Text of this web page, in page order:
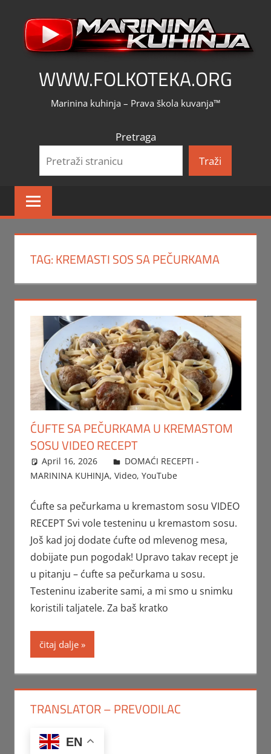
content
WWW.FOLKOTEKA.ORG
Marinina kuhinja – Prava škola kuvanja™
Pretraga
Traži
TAG:KREMASTI SOS SA PEČURKAMA
ĆUFTE SA PEČURKAMA U KREMASTOM
SOSU VIDEO RECEPT
April 16, 2026 FTorgAdmin
DOMAĆI RECEPTI -
MARININA KUHINJA, Video, YouTube
Ćufte sa pečurkama u kremastom sosu VIDEO
RECEPT Svi vole testeninu u kremastom sosu.
Još kad joj dodate ćufte od mlevenog mesa,
dobijate pun pogodak! Upravo takav recept je
u pitanju – ćufte sa pečurkama u sosu.
Testeninu izaberite sami, a mi smo u snimku
koristili taljatele. Za baš kratko
čitaj dalje
TRANSLATOR – PREVODILAC
EN